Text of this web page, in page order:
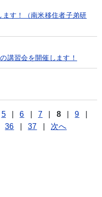
す！（南米移住者子弟研
講習会を開催します！
5 6 7 8 9
36 37 次へ